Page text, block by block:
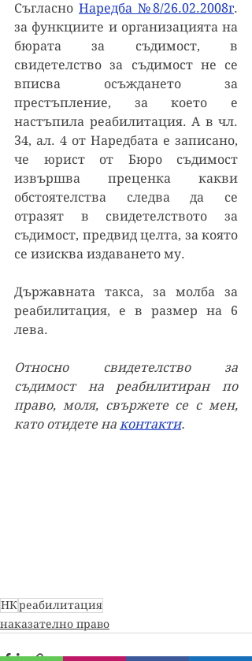
Съгласно Наредба №8/26.02.2008г.
за функциите и организацията на
бюрата за съдимост, в
свидетелство за съдимост не се
вписва осъждането за
престъпление, за което е
настъпила реабилитация. А в чл.
34, ал. 4 от Наредбата е записано,
че юрист от Бюро съдимост
извършва преценка какви
обстоятелства следва да се
отразят в свидетелството за
съдимост, предвид целта, за която
се изисква издаването му.
Държавната такса, за молба за
реабилитация, е в размер на 6
лева.
Относно свидетелство за
съдимост на реабилитиран по
право, моля, свържете се с мен,
като отидете на контакти.
НКреабилитация
наказателно право